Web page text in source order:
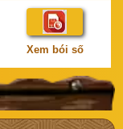
Xem bói số